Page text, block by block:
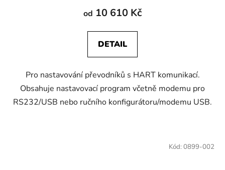
od 10 610 Kč
DETAIL
Pro nastavování převodníků s HART komunikací.
Obsahuje nastavovací program včetně modemu pro
RS232/USB nebo ručního konfigurátoru/modemu USB.
Kód: 0899-002